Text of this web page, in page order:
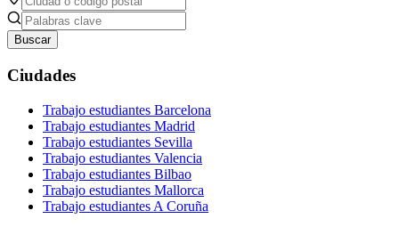
Buscar
Ciudades
Trabajo estudiantes Barcelona
Trabajo estudiantes Madrid
Trabajo estudiantes Sevilla
Trabajo estudiantes Valencia
Trabajo estudiantes Bilbao
Trabajo estudiantes Mallorca
Trabajo estudiantes A Coruña